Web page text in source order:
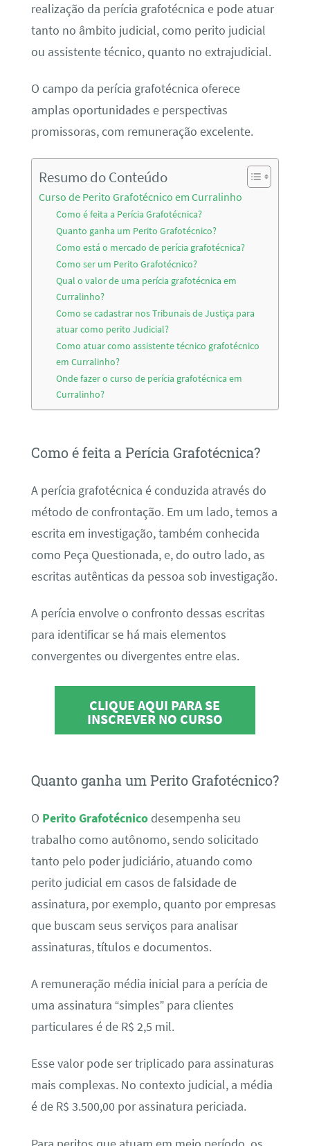
realização da perícia grafotécnica e pode atuar
tanto no âmbito judicial, como perito judicial
ou assistente técnico, quanto no extrajudicial.
O campo da perícia grafotécnica oferece
amplas oportunidades e perspectivas
promissoras, com remuneração excelente.
Resumo do Conteúdo
Curso de Perito Grafotécnico em Curralinho
Como é feita a Perícia Grafotécnica?
Quanto ganha um Perito Grafotécnico?
Como está o mercado de perícia grafotécnica?
Como ser um Perito Grafotécnico?
Qual o valor de uma perícia grafotécnica em
Curralinho?
Como se cadastrar nos Tribunais de Justiça para
atuar como perito Judicial?
Como atuar como assistente técnico grafotécnico
em Curralinho?
Onde fazer o curso de perícia grafotécnica em
Curralinho?
Como é feita a Perícia Grafotécnica?
A perícia grafotécnica é conduzida através do
método de confrontação. Em um lado, temos a
escrita em investigação, também conhecida
como Peça Questionada, e, do outro lado, as
escritas autênticas da pessoa sob investigação.
A perícia envolve o confronto dessas escritas
para identificar se há mais elementos
convergentes ou divergentes entre elas.
CLIQUE AQUI PARA SE
INSCREVER NO CURSO
Quanto ganha um Perito Grafotécnico?
O Perito Grafotécnicodesempenha seu
trabalho como autônomo, sendo solicitado
tanto pelo poder judiciário, atuando como
perito judicial em casos de falsidade de
assinatura, por exemplo, quanto por empresas
que buscam seus serviços para analisar
assinaturas, títulos e documentos.
A remuneração média inicial para a perícia de
uma assinatura “simples” para clientes
particulares é de R$ 2,5 mil.
Esse valor pode ser triplicado para assinaturas
mais complexas. No contexto judicial, a média
é de R$ 3.500,00 por assinatura periciada.